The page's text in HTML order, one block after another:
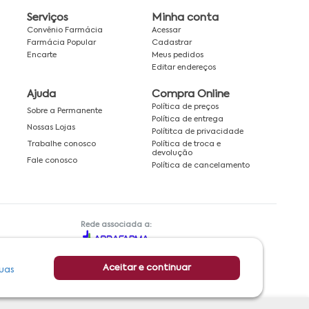
Aceitar e continuar
Serviços
Convênio Farmácia
Farmácia Popular
Encarte
Minha conta
Acessar
Cadastrar
Meus pedidos
Editar endereços
Ajuda
Sobre a Permanente
Nossas Lojas
Trabalhe conosco
Fale conosco
Compra Online
Política de preços
Política de entrega
Polítitca de privacidade
Política de troca e
devolução
Política de cancelamento
Rede associada a: